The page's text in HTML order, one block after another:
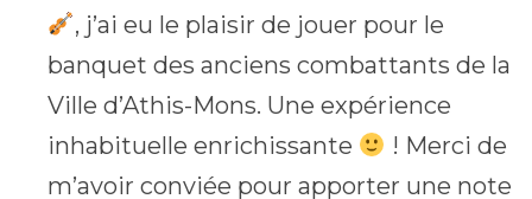
, j’ai eu le plaisir de jouer pour le
banquet des anciens combattants de la
Ville d’Athis-Mons. Une expérience
inhabituelle enrichissante
! Merci de
m’avoir conviée pour apporter une note